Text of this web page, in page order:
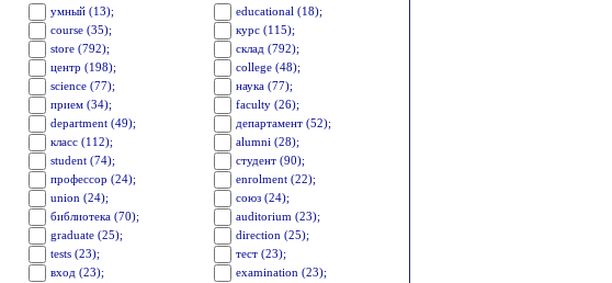
умный (13);
educational (18);
course (35);
курс (115);
store (792);
склад (792);
центр (198);
college (48);
science (77);
наука (77);
прием (34);
faculty (26);
department (49);
департамент (52);
класс (112);
alumni (28);
student (74);
студент (90);
профессор (24);
enrolment (22);
union (24);
союз (24);
библиотека (70);
auditorium (23);
graduate (25);
direction (25);
tests (23);
тест (23);
вход (23);
examination (23);